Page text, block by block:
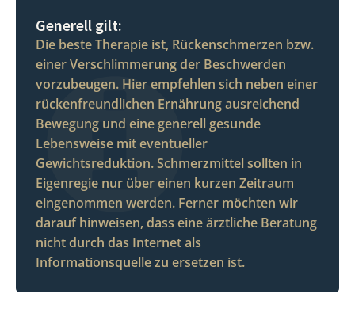
Generell gilt:
Die beste Therapie ist, Rückenschmerzen bzw.
einer Verschlimmerung der Beschwerden
vorzubeugen. Hier empfehlen sich neben einer
rückenfreundlichen Ernährung ausreichend
Bewegung und eine generell gesunde
Lebensweise mit eventueller
Gewichtsreduktion. Schmerzmittel sollten in
Eigenregie nur über einen kurzen Zeitraum
eingenommen werden. Ferner möchten wir
darauf hinweisen, dass eine ärztliche Beratung
nicht durch das Internet als
Informationsquelle zu ersetzen ist.